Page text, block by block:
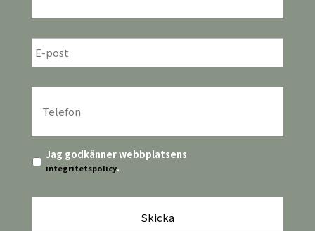
E-
post *
Telefon *
Integritetspolicy *
Jag godkänner webbplatsens
integritetspolicy.